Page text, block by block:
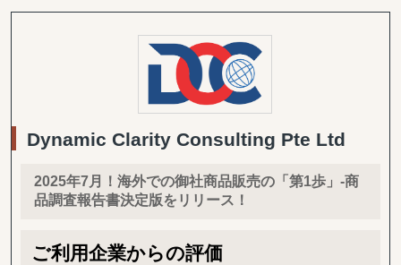
本企業の海外進出支援を行っています。 世界29カ国・約2,500社の
200件もの「調達依頼」を基にビジネスを展開しています。
■ マッチングプラットフォーム『セカイコネクト』
海外企業が「今、欲しがっている商品情報」を受け取り、その企業
へダイレクトに提案ができるサービスです。
■ 現場に入り込むハンズオン支援
プラットフォーム運営に加え、海外ビジネスを自走するための「教
／営業／マーケティング支援」、さらには現地アーティストと連携
したユニークなマーケティング施策なども行っております。
Dynamic Clarity Consulting Pte Ltd
2025年7月！海外での御社商品販売の「第1歩」-商
品調査報告書決定版をリリース！
ご利用企業からの評価